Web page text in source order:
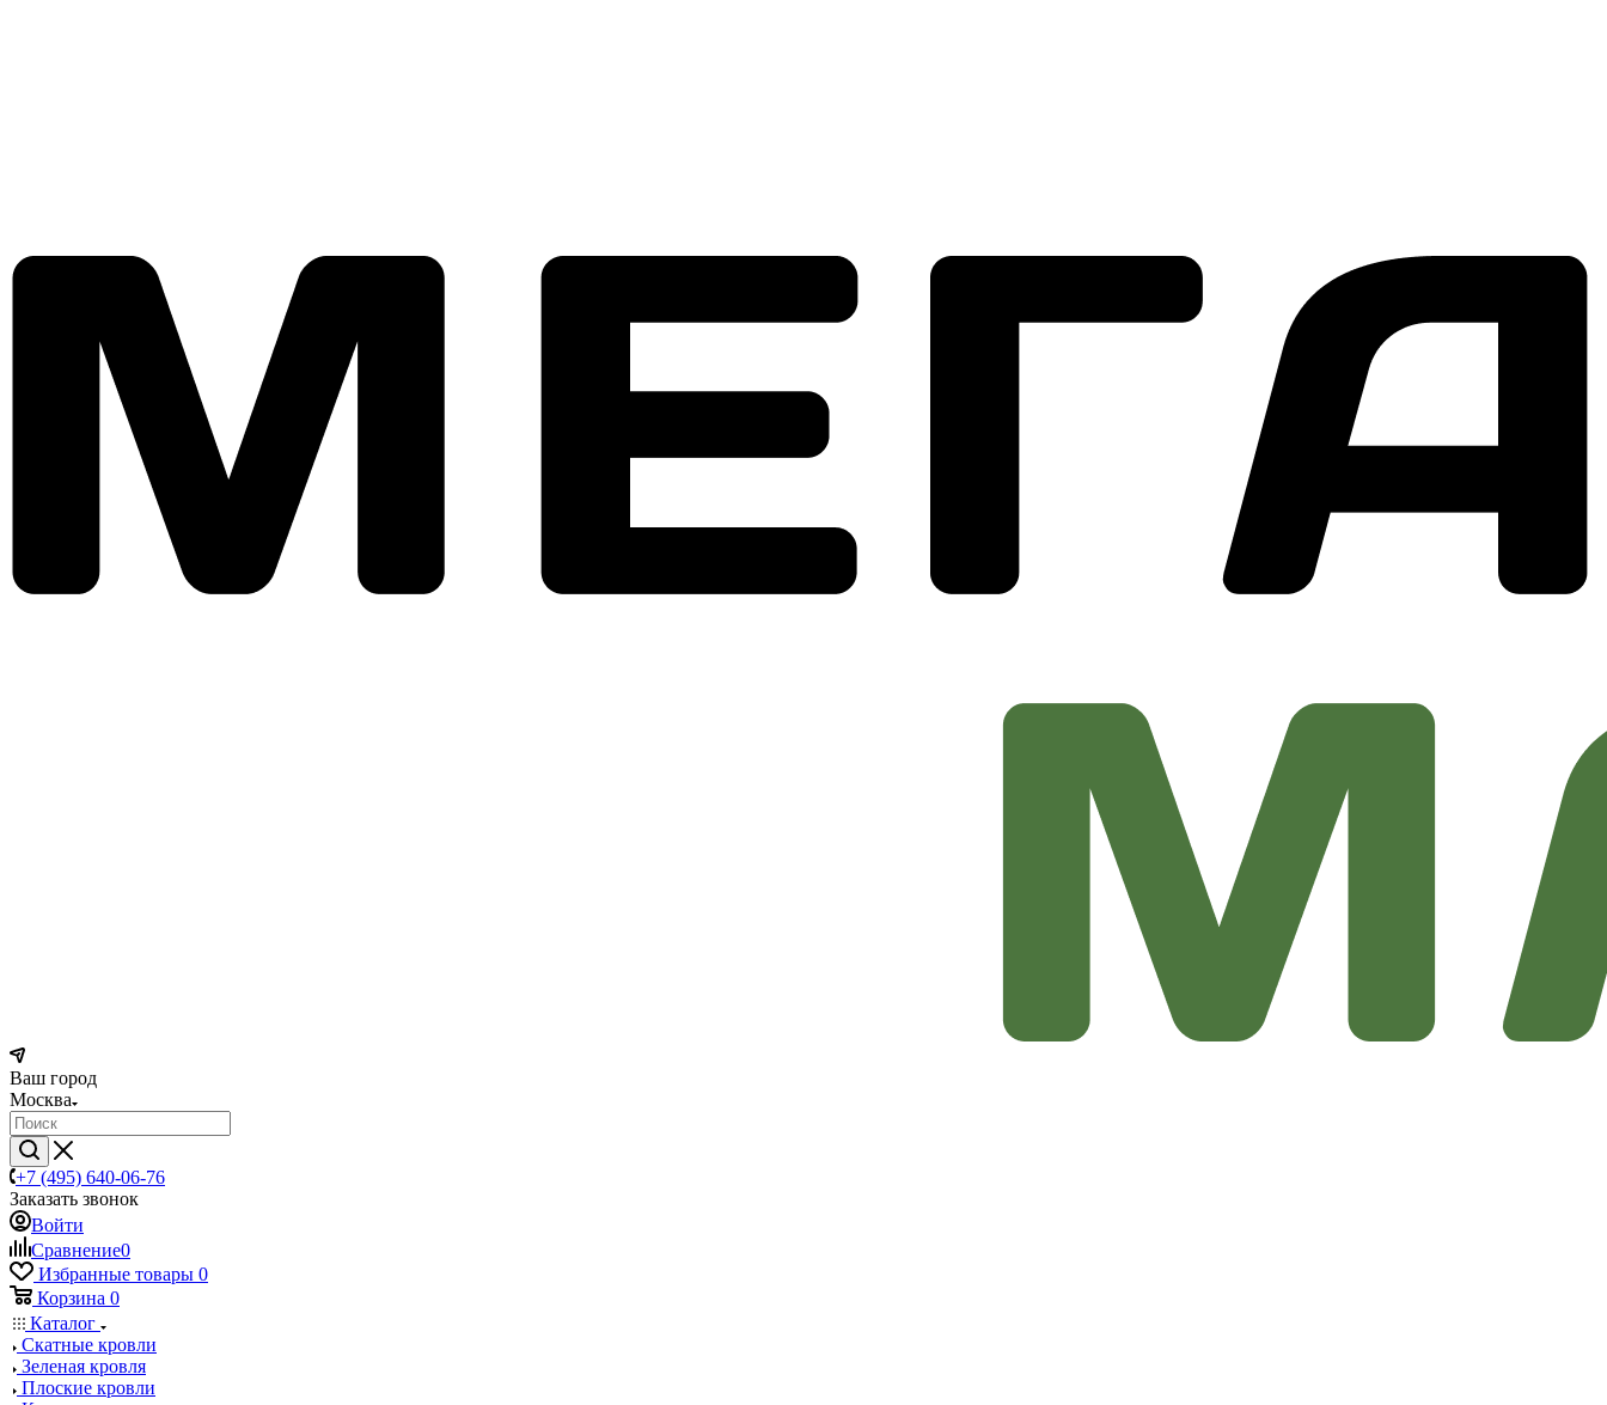
Ваш город
Москва
+7 (495) 640-06-76
Заказать звонок
Войти
Сравнение0
Избранные товары 0
Корзина 0
Каталог
Скатные кровли
Зеленая кровля
Плоские кровли